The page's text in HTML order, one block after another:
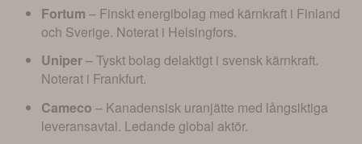
Fortum – Finskt energibolag med kärnkraft i Finland
och Sverige. Noterat i Helsingfors.
Uniper– Tyskt bolag delaktigt i svensk kärnkraft.
Noterat i Frankfurt.
Cameco – Kanadensisk uranjätte med långsiktiga
leveransavtal. Ledande global aktör.